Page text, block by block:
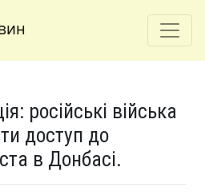
російські війська
доступ до
в Донбасі.